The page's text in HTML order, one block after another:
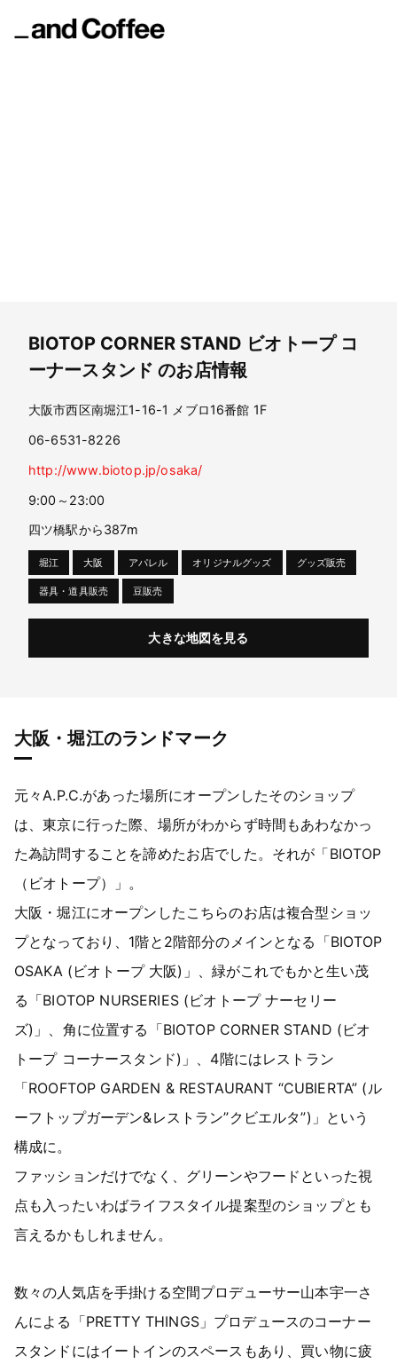
BIOTOP CORNER STAND ビオトープ コ
ーナースタンド のお店情報
大阪市西区南堀江1-16-1 メブロ16番館 1F
06-6531-8226
http://www.biotop.jp/osaka/
9:00～23:00
四ツ橋駅から387m
堀江 大阪 アパレル オリジナルグッズ グッズ販売
器具・道具販売 豆販売
大きな地図を見る
大阪・堀江のランドマーク
元々A.P.C.があった場所にオープンしたそのショップ
は、東京に行った際、場所がわからず時間もあわなかっ
た為訪問することを諦めたお店でした。それが「BIOTOP
（ビオトープ）」。
大阪・堀江にオープンしたこちらのお店は複合型ショッ
プとなっており、1階と2階部分のメインとなる「BIOTOP
OSAKA (ビオトープ 大阪)」、緑がこれでもかと生い茂
る「BIOTOP NURSERIES (ビオトープ ナーセリー
ズ)」、角に位置する「BIOTOP CORNER STAND (ビオ
トープ コーナースタンド)」、4階にはレストラン
「ROOFTOP GARDEN & RESTAURANT “CUBIERTA” (ル
ーフトップガーデン&レストラン”クビエルタ”)」という
構成に。
ファッションだけでなく、グリーンやフードといった視
点も入ったいわばライフスタイル提案型のショップとも
言えるかもしれません。
数々の人気店を手掛ける空間プロデューサー山本宇一さ
んによる「PRETTY THINGS」プロデュースのコーナー
スタンドにはイートインのスペースもあり、買い物に疲